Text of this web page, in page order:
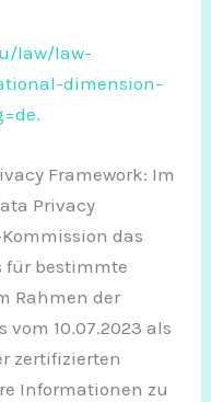
law/law-
dimension-
Framework: Im
Privacy
das
für bestimmte
Rahmen der
10.07.2023 als
zertifizierten
Informationen zu